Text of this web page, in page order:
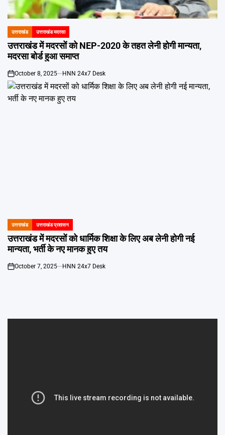
POSTED
IN
उत्तराखंड उत्तराखंड मदरसा
उत्तराखंड में मदरसों को NEP-2020 के तहत लेनी होगी मान्यता,
मदरसा बोर्ड हुआ समाप्त
on
October 8, 2025 HNN 24x7 Desk
POSTED
IN
उत्तराखंड उत्तराखंड प्रशासन
उत्तराखंड में मदरसों को धार्मिक शिक्षा के लिए अब लेनी होगी नई
मान्यता, भर्ती के नए मानक हुए तय
on
October 7, 2025 HNN 24x7 Desk